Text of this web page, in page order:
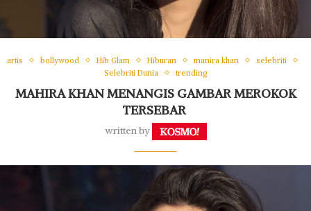
artis bollywood Hib Glam Hiburan manira khan
selebriti
Selebriti Dunia
trending
MAHIRA KHAN MENANGIS GAMBAR MEROKOK
TERSEBAR
written by